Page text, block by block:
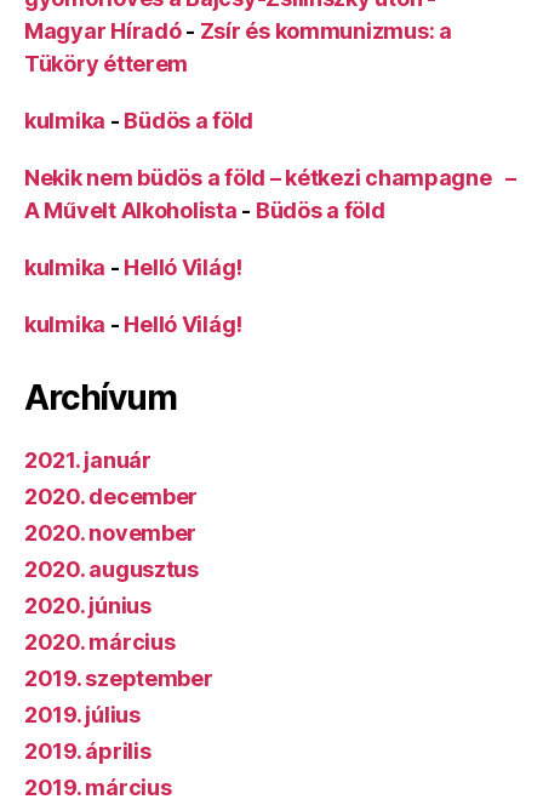
Magyar Híradó- Zsír és kommunizmus: a
Tüköry étterem
kulmika - Büdös a föld
Nekik nem büdös a föld – kétkezi champagne –
A Művelt Alkoholista - Büdös a föld
kulmika - Helló Világ!
kulmika - Helló Világ!
Archívum
2021. január
2020. december
2020. november
2020. augusztus
2020. június
2020. március
2019. szeptember
2019. július
2019. április
2019. március